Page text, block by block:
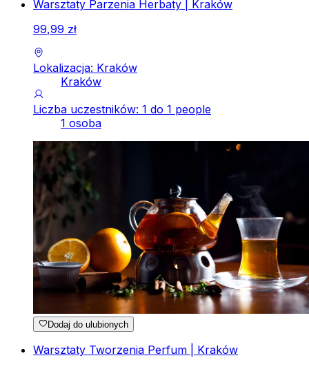
Warsztaty Parzenia Herbaty | Kraków
99,99 zł
Lokalizacja: Kraków
Kraków
Liczba uczestników: 1 do 1 people
1 osoba
Dodaj do ulubionych
Warsztaty Tworzenia Perfum | Kraków